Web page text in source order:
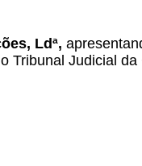
Ldª,
Tribunal Judicial